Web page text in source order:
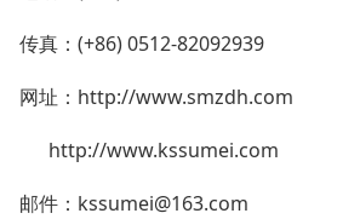
传真：(+86) 0512-82092939
网址：http://www.smzdh.com
http://www.kssumei.com
邮件：kssumei@163.com